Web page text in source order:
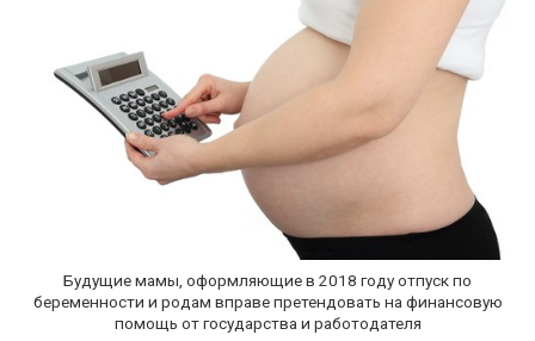
Будущие мамы, оформляющие в 2018 году отпуск по
беременности и родам вправе претендовать на финансовую
помощь от государства и работодателя